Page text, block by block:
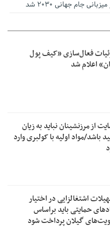
جام جهانی ۲۰۳۰ شد
فعال‌سازی «کیف پول
اعلام شد
از مرزنشینان نباید به زیان
باشد/مواد اولیه با کولبری وارد
اشتغالزایی در اختیار
حمایتی باید براساس
گیلان پرداخت شود